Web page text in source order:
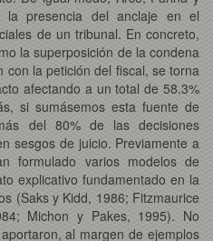
la presencia del anclaje en el
de un tribunal. En concreto,
la superposición de la condena
la petición del fiscal, se torna
afectando a un total de 58.3%
si sumásemos esta fuente de
del 80% de las decisiones
sesgos de juicio. Previamente a
formulado varios modelos de
explicativo fundamentado en la
(Saks y Kidd, 1986; Fitzmaurice
Michon y Pakes, 1995). No
al margen de ejemplos